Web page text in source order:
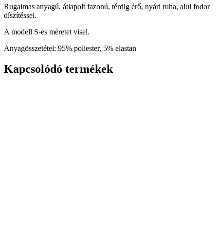
Rugalmas anyagú, átlapolt fazonú, térdig érő, nyári ruha, alul fodor
díszítéssel.
A modell S-es méretet visel.
Anyagösszetétel: 95% poliester, 5% elastan
Kapcsolódó termékek